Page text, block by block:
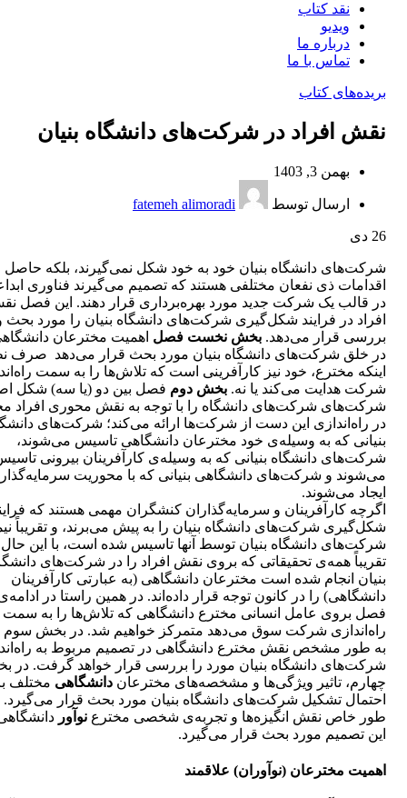
نقد کتاب
ویدیو
درباره‌ ما
تماس با ما
بریده‌های کتاب
نقش افراد در شرکت‌های دانشگاه بنیان
بهمن 3, 1403
ارسال توسط fatemeh alimoradi
26 دی
شرکت‌های دانشگاه بنیان خود به خود شکل نمی‌گیرند، بلکه حاصل
اقدامات ذی نفعان مختلفی هستند که تصمیم می‌گیرند فناوری
در قالب یک شرکت جدید مورد بهره‌برداری قرار دهند. این فصل
افراد در فرایند شکل‌گیری شرکت‌های دانشگاه بنیان را مورد بحث
بررسی قرار می‌دهد. بخش نخست فصل اهمیت مخترعان
در خلق شرکت‌های دانشگاه بنیان مورد بحث قرار می‌دهد صرف
اینکه مخترع، خود نیز کارآفرینی است که تلاش‌ها را به سمت
شرکت هدایت می‌کند یا نه. بخش دوم فصل بین دو (یا سه) شکل
شرکت‌های شرکت‌های دانشگاه را با توجه به نقش محوری افراد
در راه‌اندازی این دست از شرکت‌ها ارائه می‌کند؛ شرکت‌های
بنیانی که به وسیله‌ی خود مخترعان دانشگاهی تاسیس می‌شوند،
شرکت‌های دانشگاه بنیانی که به وسیله‌ی کارآفرینان بیرونی
می‌شوند و شرکت‌های دانشگاهی بنیانی که با محوریت
ایجاد می‌شوند.
اگرچه کارآفرینان و سرمایه‌گذاران کنشگران مهمی هستند که
شکل‌گیری شرکت‌های دانشگاه بنیان را به پیش می‌برند، و تقریباً
شرکت‌های دانشگاه بنیان توسط آنها تاسیس شده است، با این حال
تقریباً همه‌ی تحقیقاتی که بروی نقش افراد را در شرکت‌های
بنیان انجام شده است مخترعان دانشگاهی (به عبارتی کارآفرینان
دانشگاهی) را در کانون توجه قرار داده‌اند. در همین راستا در
فصل بروی عامل انسانی مخترع دانشگاهی که تلاش‌ها را به سمت
راه‌اندازی شرکت سوق می‌دهد متمرکز خواهیم شد. در بخش
به طور مشخص نقش مخترع دانشگاهی در تصمیم مربوط به
شرکت‌های دانشگاه بنیان مورد را بررسی قرار خواهد گرفت. در
چهارم، تاثیر ویژگی‌ها و مشخصه‌های مخترعان دانشگاهی مختلف
احتمال تشکیل شرکت‌های دانشگاه بنیان مورد بحث قرار می‌گیرد.
طور خاص نقش انگیزه‌ها و تجربه‌ی شخصی مخترع نوآور
این تصمیم مورد بحث قرار می‌گیرد.
اهمیت مخترعان (نوآوران) علاقمند